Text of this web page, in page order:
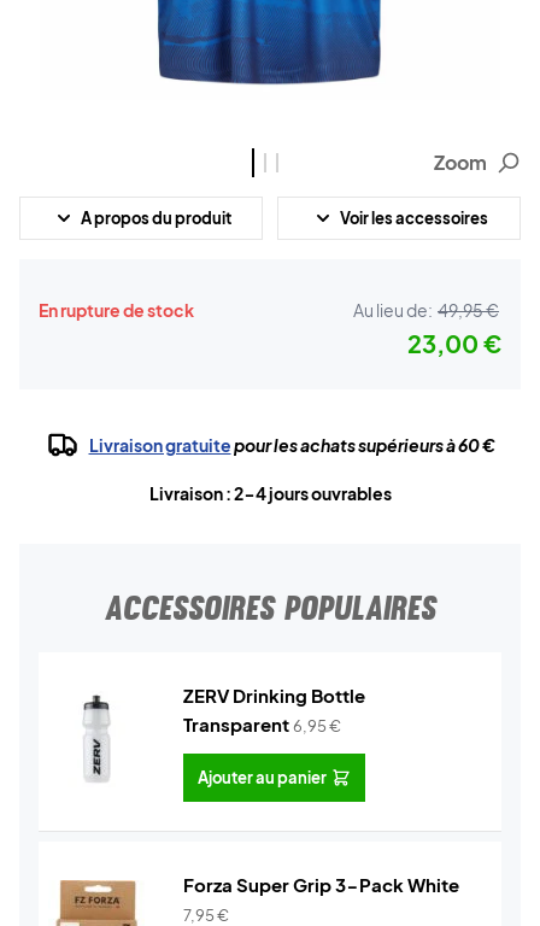
Zoom
A propos du produit Voir les accessoires
En rupture de stock Au lieu de: 49,95 €
23,00 €
Livraison gratuitepour les achats supérieurs à 60 €
Livraison : 2-4 jours ouvrables
ACCESSOIRES POPULAIRES
ZERV Drinking Bottle
Transparent6,95€
Ajouter au panier
Forza Super Grip 3-Pack White
7,95€